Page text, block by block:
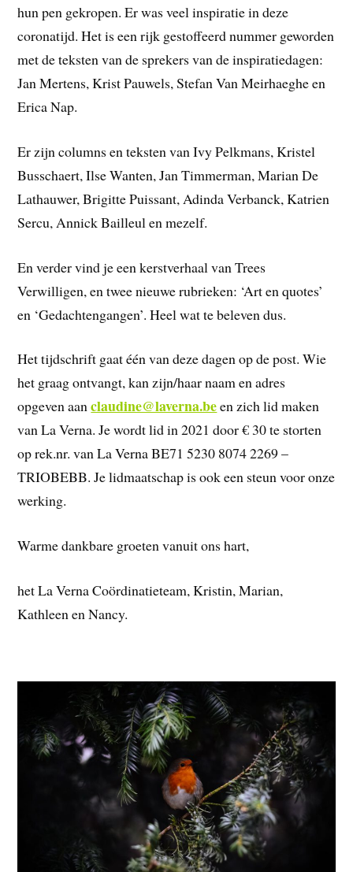
hun pen gekropen. Er was veel inspiratie in deze
coronatijd. Het is een rijk gestoffeerd nummer geworden
met de teksten van de sprekers van de inspiratiedagen:
Jan Mertens, Krist Pauwels, Stefan Van Meirhaeghe en
Erica Nap.
Er zijn columns en teksten van Ivy Pelkmans, Kristel
Busschaert, Ilse Wanten, Jan Timmerman, Marian De
Lathauwer, Brigitte Puissant, Adinda Verbanck, Katrien
Sercu, Annick Bailleul en mezelf.
En verder vind je een kerstverhaal van Trees
Verwilligen, en twee nieuwe rubrieken: ‘Art en quotes’
en ‘Gedachtengangen’. Heel wat te beleven dus.
Het tijdschrift gaat één van deze dagen op de post. Wie
het graag ontvangt, kan zijn/haar naam en adres
opgeven aanclaudine@laverna.been zich lid maken
van La Verna. Je wordt lid in 2021 door € 30 te storten
op rek.nr. van La Verna BE71 5230 8074 2269 –
TRIOBEBB. Je lidmaatschap is ook een steun voor onze
werking.
Warme dankbare groeten vanuit ons hart,
het La Verna Coördinatieteam, Kristin, Marian,
Kathleen en Nancy.